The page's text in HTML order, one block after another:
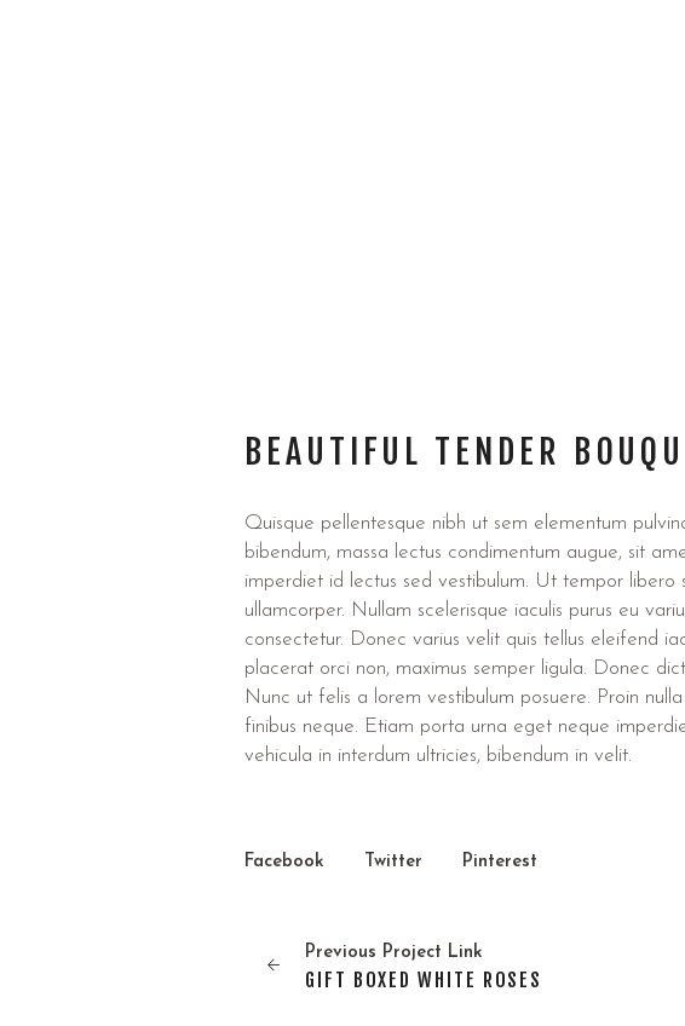
BEAUTIFUL TENDER
Quisque pellentesque nibh ut sem elementum
bibendum, massa lectus condimentum augue, sit
imperdiet id lectus sed vestibulum. Ut tempor libero
ullamcorper. Nullam scelerisque iaculis purus eu
consectetur. Donec varius velit quis tellus eleifend
placerat orci non, maximus semper ligula. Donec
Nunc ut felis a lorem vestibulum posuere. Proin
finibus neque. Etiam porta urna eget neque
vehicula in interdum ultricies, bibendum in velit.
Facebook Twitter Pinterest
Previous Project Link
GIFT BOXED WHITE ROSES